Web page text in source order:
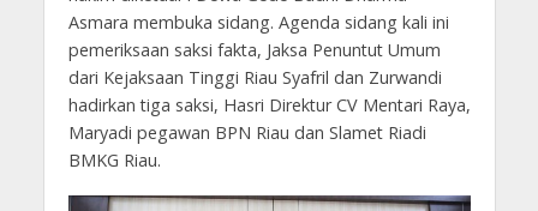
Asmara membuka sidang. Agenda sidang kali ini
pemeriksaan saksi fakta, Jaksa Penuntut Umum
dari Kejaksaan Tinggi Riau Syafril dan Zurwandi
hadirkan tiga saksi, Hasri Direktur CV Mentari Raya,
Maryadi pegawan BPN Riau dan Slamet Riadi
BMKG Riau.